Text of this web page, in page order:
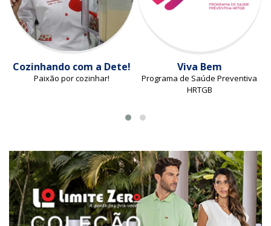
Cozinhando com a Dete!
Paixão por cozinhar!
Viva Bem
Programa de Saúde Preventiva
HRTGB